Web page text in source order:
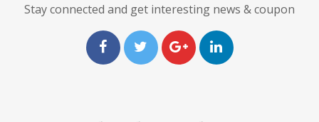
Stay connected and get interesting news & coupon